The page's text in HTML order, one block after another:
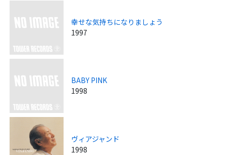
幸せな気持ちになりましょう
1997
BABY PINK
1998
ヴィアジャンド
1998